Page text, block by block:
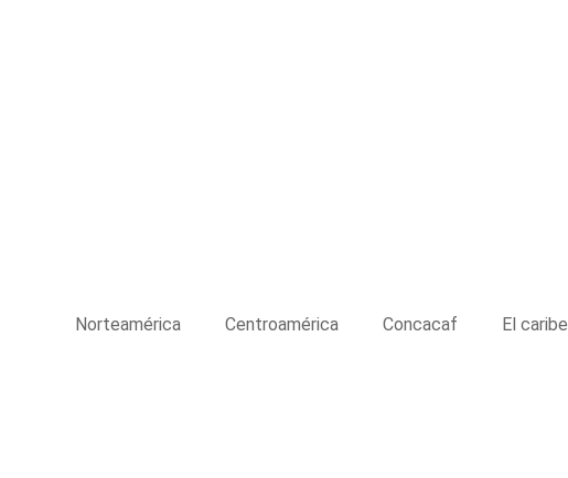
Norteamérica Centroamérica Concacaf El caribe